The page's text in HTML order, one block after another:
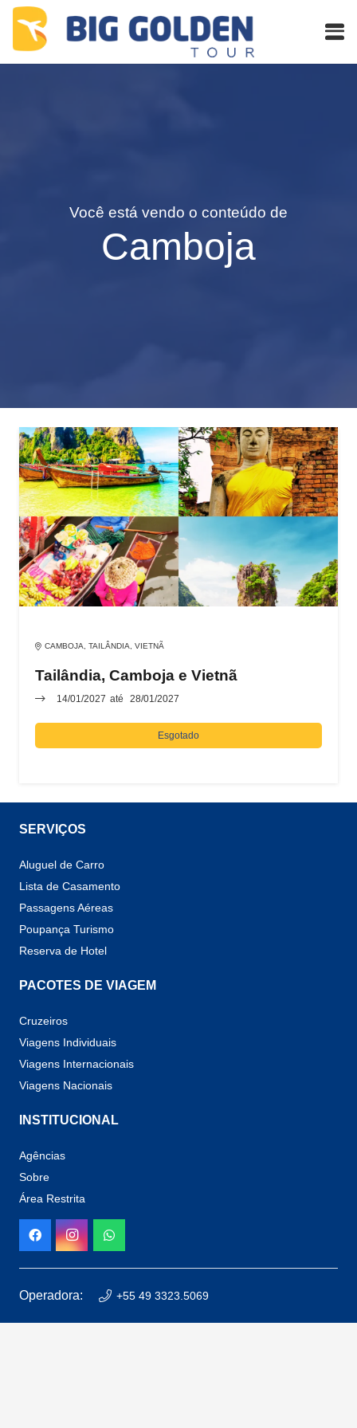
Você está vendo o conteúdo de
Camboja
CAMBOJA TAILÂNDIA VIETNÃ
Tailândia, Camboja e Vietnã
14/01/2027 até 28/01/2027
Esgotado
SERVIÇOS
Aluguel de Carro
Lista de Casamento
Passagens Aéreas
Poupança Turismo
Reserva de Hotel
PACOTES DE VIAGEM
Cruzeiros
Viagens Individuais
Viagens Internacionais
Viagens Nacionais
INSTITUCIONAL
Agências
Sobre
Área Restrita
Operadora: +55 49 3323.5069